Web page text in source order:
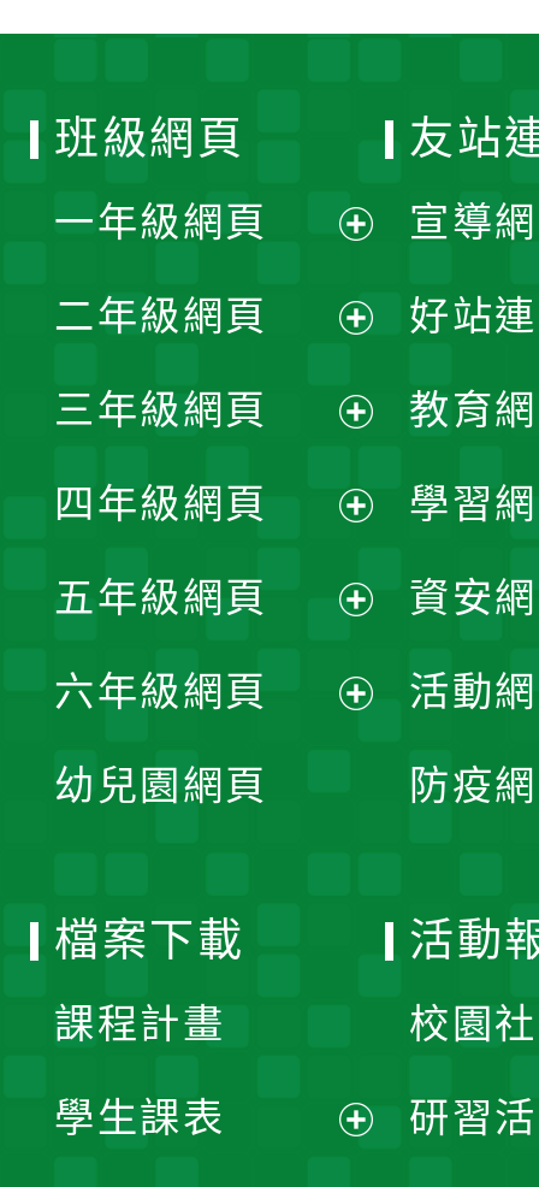
班級網頁
一年級網頁
開
選
單
二年級網頁
開
選
單
三年級網頁
開
選
單
四年級網頁
開
選
五年級網頁
開
六年級網頁
幼兒園網頁
友站
宣導
好站
教育
學習
資安
活動
防疫
檔案下載
課程計畫
學生課表
活動
校園
研習